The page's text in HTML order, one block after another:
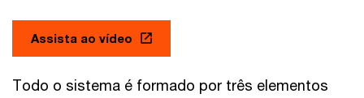
Assista ao vídeo
Todo o sistema é formado por três elementos